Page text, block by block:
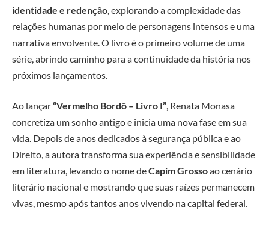
identidade e redenção, explorando a complexidade das
relações humanas por meio de personagens intensos e uma
narrativa envolvente. O livro é o primeiro volume de uma
série, abrindo caminho para a continuidade da história nos
próximos lançamentos.
Ao lançar“Vermelho Bordô – Livro I”, Renata Monasa
concretiza um sonho antigo e inicia uma nova fase em sua
vida. Depois de anos dedicados à segurança pública e ao
Direito, a autora transforma sua experiência e sensibilidade
em literatura, levando o nome deCapim Grossoao cenário
literário nacional e mostrando que suas raízes permanecem
vivas, mesmo após tantos anos vivendo na capital federal.